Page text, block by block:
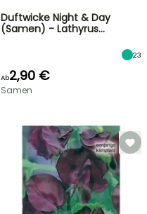
Duftwicke Night & Day
(Samen) - Lathyrus…
23
Ab2,90 €
Samen